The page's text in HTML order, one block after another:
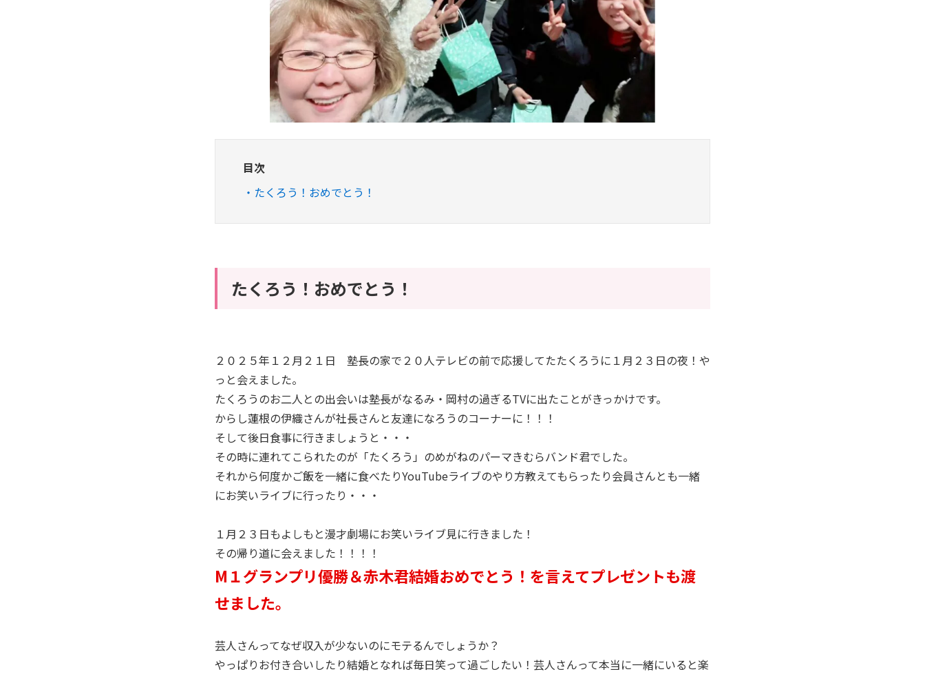
目次
たくろう！おめでとう！
たくろう！おめでとう！
２０２５年１２月２１日 塾長の家で２０人テレビの前で応援してたたくろうに１月２３日の夜！や
っと会えました。
たくろうのお二人との出会いは塾長がなるみ・岡村の過ぎるTVに出たことがきっかけです。
からし蓮根の伊織さんが社長さんと友達になろうのコーナーに！！！
そして後日食事に行きましょうと・・・
その時に連れてこられたのが「たくろう」のめがねのパーマきむらバンド君でした。
それから何度かご飯を一緒に食べたりYouTubeライブのやり方教えてもらったり会員さんとも一緒
にお笑いライブに行ったり・・・
１月２３日もよしもと漫才劇場にお笑いライブ見に行きました！
その帰り道に会えました！！！！
M１グランプリ優勝＆赤木君結婚おめでとう！を言えてプレゼントも渡
せました。
芸人さんってなぜ収入が少ないのにモテるんでしょうか？
やっぱりお付き合いしたり結婚となれば毎日笑って過ごしたい！芸人さんって本当に一緒にいると楽